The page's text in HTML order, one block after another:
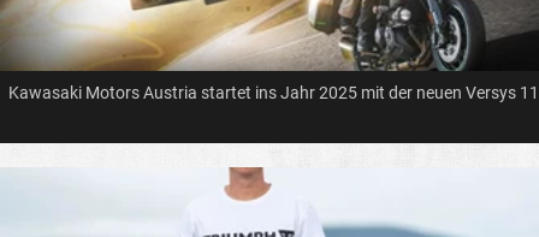
Kawasaki Motors Austria startet ins Jahr 2025 mit der neuen Versys